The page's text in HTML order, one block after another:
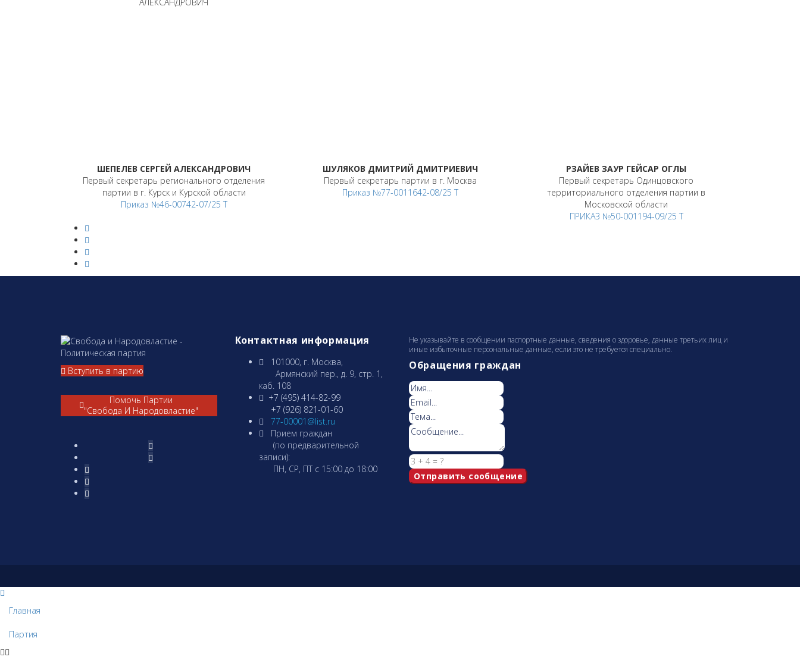
ШЕПЕЛЕВ СЕРГЕЙ АЛЕКСАНДРОВИЧ
Первый секретарь регионального отделения
партии в г. Курск и Курской области
Приказ №46-00742-07/25 Т
ШУЛЯКОВ ДМИТРИЙ ДМИТРИЕВИЧ
Первый секретарь партии в г. Москва
Приказ №77-0011642-08/25 Т
РЗАЙЕВ ЗАУР ГЕЙСАР ОГЛЫ
Первый секретарь Одинцовского
территориального отделения партии в
Московской области
ПРИКАЗ №50-001194-09/25 Т
Вступить в партию
Помочь Партии
"Свобода И Народовластие"
Контактная информация
101000, г. Москва,
Армянcкий пер., д. 9, стр. 1,
каб. 108
+7 (495) 414-82-99
+7 (926) 821-01-60
77-00001@list.ru
Прием граждан
(по предварительной
записи):
ПН, СР, ПТ с 15:00 до 18:00
Не указывайте в сообщении паспортные данные, сведения о здоровье, данные третьих лиц и
иные избыточные персональные данные, если это не требуется специально.
Обращения граждан
Главная
Партия